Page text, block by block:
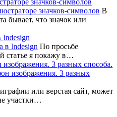
В
бывает, что значок или
Indesign
По просьбе
статье я покажу в…
3 разных способа.
или верстая сайт, может
участки…